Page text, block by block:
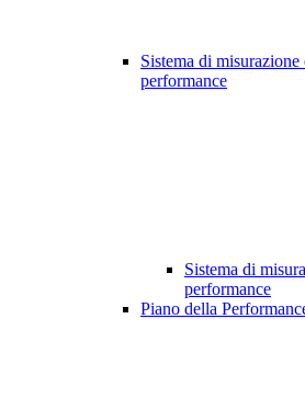
Sistema di
performance
Sistema di
performance
Piano della